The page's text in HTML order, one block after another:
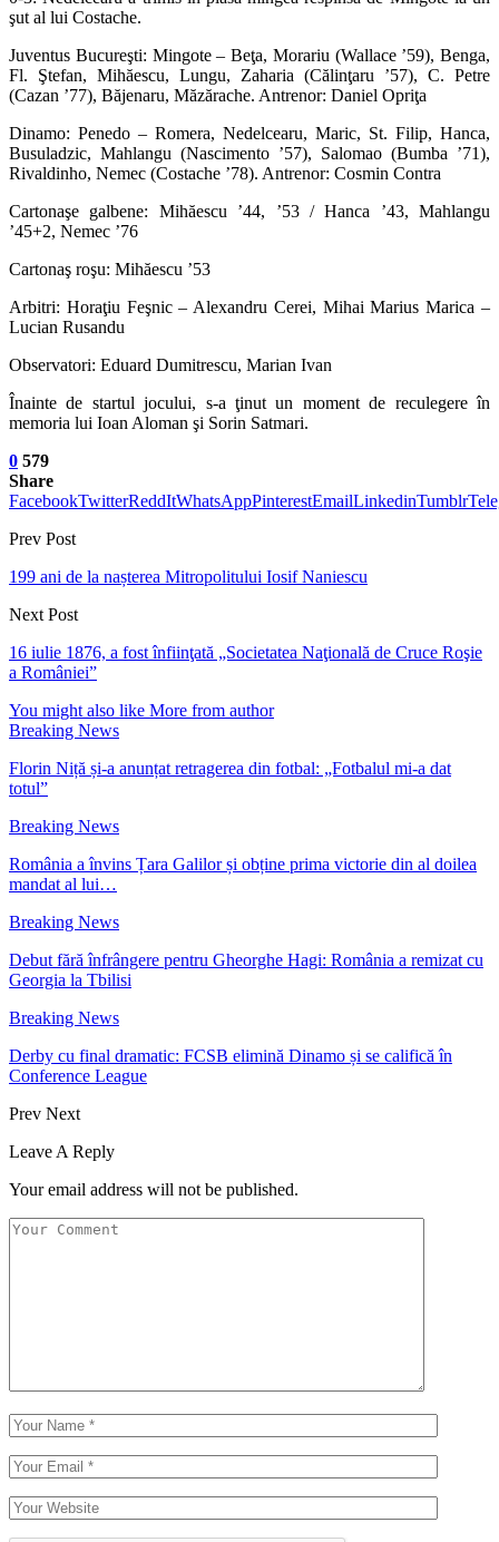
şut al lui Costache.
Juventus Bucureşti: Mingote – Beţa, Morariu (Wallace ’59), Benga,
Fl. Ştefan, Mihăescu, Lungu, Zaharia (Călinţaru ’57), C. Petre
(Cazan ’77), Băjenaru, Măzărache. Antrenor: Daniel Opriţa
Dinamo: Penedo – Romera, Nedelcearu, Maric, St. Filip, Hanca,
Busuladzic, Mahlangu (Nascimento ’57), Salomao (Bumba ’71),
Rivaldinho, Nemec (Costache ’78). Antrenor: Cosmin Contra
Cartonaşe galbene: Mihăescu ’44, ’53 / Hanca ’43, Mahlangu
’45+2, Nemec ’76
Cartonaş roşu: Mihăescu ’53
Arbitri: Horaţiu Feşnic – Alexandru Cerei, Mihai Marius Marica –
Lucian Rusandu
Observatori: Eduard Dumitrescu, Marian Ivan
Înainte de startul jocului, s-a ţinut un moment de reculegere în
memoria lui Ioan Aloman şi Sorin Satmari.
0 579
Share
FacebookTwitterReddItWhatsAppPinterestEmailLinkedinTumblr
Prev Post
199 ani de la nașterea Mitropolitului Iosif Naniescu
Next Post
16 iulie 1876, a fost înfiinţată „Societatea Naţională de Cruce Roşie
a Românieiˮ
You might also like More from author
Breaking News
Florin Niță și-a anunțat retragerea din fotbal: „Fotbalul mi-a dat
totul”
Breaking News
România a învins Țara Galilor și obține prima victorie din al doilea
mandat al lui…
Breaking News
Debut fără înfrângere pentru Gheorghe Hagi: România a remizat cu
Georgia la Tbilisi
Breaking News
Derby cu final dramatic: FCSB elimină Dinamo și se califică în
Conference League
Prev Next
Leave A Reply
Your email address will not be published.